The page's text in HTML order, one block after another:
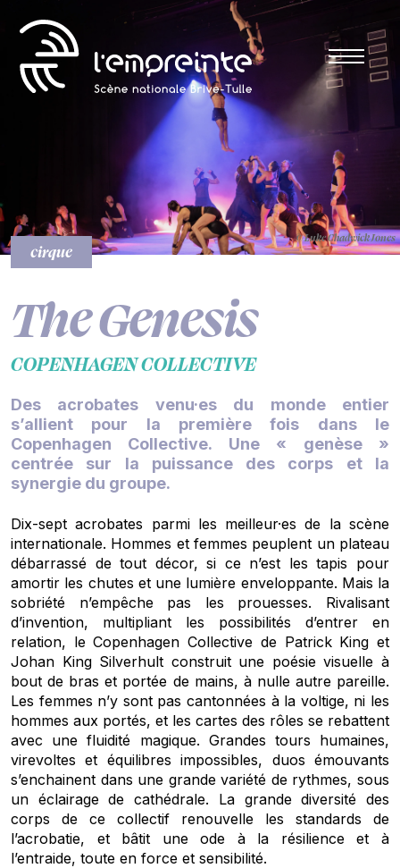
© Luke Chadwick Jones
cirque
The Genesis
COPENHAGEN COLLECTIVE
Des acrobates venu·es du monde entier
s’allient pour la première fois dans le
Copenhagen Collective. Une « genèse »
centrée sur la puissance des corps et la
synergie du groupe.
Dix-sept acrobates parmi les meilleur·es de la scène
internationale. Hommes et femmes peuplent un plateau
débarrassé de tout décor, si ce n’est les tapis pour
amortir les chutes et une lumière enveloppante. Mais la
sobriété n’empêche pas les prouesses. Rivalisant
d’invention, multipliant les possibilités d’entrer en
relation, le Copenhagen Collective de Patrick King et
Johan King Silverhult construit une poésie visuelle à
bout de bras et portée de mains, à nulle autre pareille.
Les femmes n’y sont pas cantonnées à la voltige, ni les
hommes aux portés, et les cartes des rôles se rebattent
avec une fluidité magique. Grandes tours humaines,
virevoltes et équilibres impossibles, duos émouvants
s’enchainent dans une grande variété de rythmes, sous
un éclairage de cathédrale. La grande diversité des
corps de ce collectif renouvelle les standards de
l’acrobatie, et bâtit une ode à la résilience et à
l’entraide, toute en force et sensibilité.